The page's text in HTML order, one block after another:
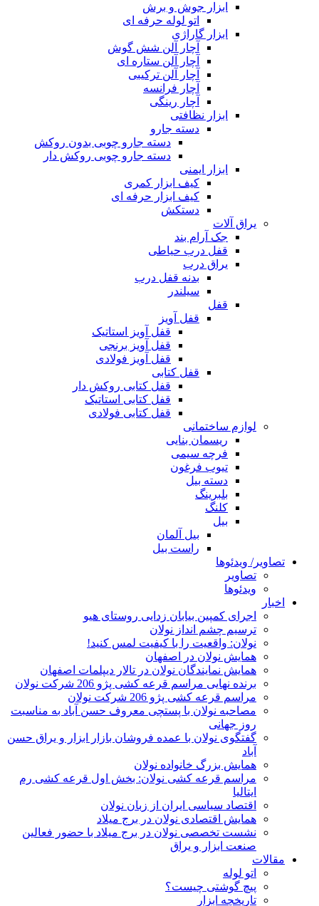
ابزار جوش و برش
اتو لوله حرفه ای
ابزار گاراژی
آچار آلن شش گوش
آچار آلن ستاره ای
آچار آلن ترکیبی
آچار فرانسه
آچار رینگی
ابزار نظافتی
دسته جارو
دسته جارو چوبی بدون روکش
دسته جارو چوبی روکش دار
ابزار ایمنی
کیف ابزار کمری
کیف ابزار حرفه ای
دستکش
یراق آلات
جک آرام بند
قفل درب حیاطی
یراق درب
بدنه قفل درب
سیلندر
قفل
قفل آویز
قفل آویز استاتیک
قفل آویز برنجی
قفل آویز فولادی
قفل کتابی
قفل کتابی روکش دار
قفل کتابی استاتیک
قفل کتابی فولادی
لوازم ساختمانی
ریسمان بنایی
فرچه سیمی
تیوب فرغون
دسته بیل
بلبرينگ
کلنگ
بیل
بیل آلمان
راست بیل
تصاویر/ ویدئوها
تصاویر
ویدئوها
اخبار
اجرای کمپین بیابان زدایی روستای هیو
ترسیم چشم انداز نولان
نولان: واقعیت را با کیفیت لمس کنید!
همایش نولان در اصفهان
همایش نمایندگان نولان در تالار دیپلمات اصفهان
برنده نهایی مراسم قرعه کشی پژو 206 شرکت نولان
مراسم قرعه کشی پژو 206 شرکت نولان
مصاحبه نولان با پستچی معروف حسن آباد به مناسبت
روز جهانی
گفتگوی نولان با عمده فروشان بازار ابزار و یراق حسن
آباد
همایش بزرگ خانواده نولان
مراسم قرعه کشی نولان: بخش اول قرعه کشی رم
ایتالیا
اقتصاد سیاسی ایران از زبان نولان
همایش اقتصادی نولان در برج میلاد
نشست تخصصی نولان در برج میلاد با حضور فعالین
صنعت ابزار و یراق
مقالات
اتو لوله
پیچ گوشتی چیست؟
تاریخچه ابزار